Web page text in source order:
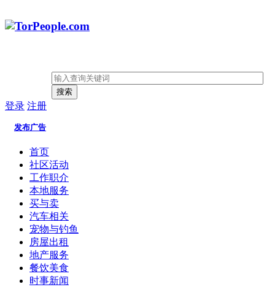
搜索
登录 注册
发布广告
首页
社区活动
工作职介
本地服务
买与卖
汽车相关
宠物与钓鱼
房屋出租
地产服务
餐饮美食
时事新闻